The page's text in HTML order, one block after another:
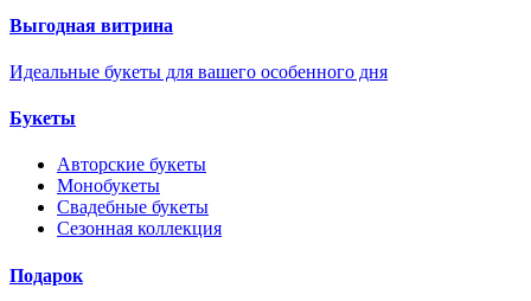
Выгодная витрина
Идеальные букеты для вашего особенного дня
Букеты
Авторские букеты
Монобукеты
Свадебные букеты
Сезонная коллекция
Подарок